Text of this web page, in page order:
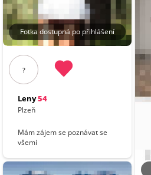
Fotka dostupná po přihlášení
?
Leny54
Plzeň
Mám zájem se poznávat se
všemi